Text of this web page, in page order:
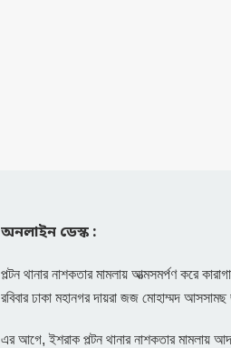
অনলাইন ডেস্ক :
পল্টন থানার নাশকতার মামলায় আত্মসমর্পণ করে
রবিবার ঢাকা মহানগর দায়রা জজ মোহাম্মদ
এর আগে, ইশরাক পল্টন থানার নাশকতার মামলায়